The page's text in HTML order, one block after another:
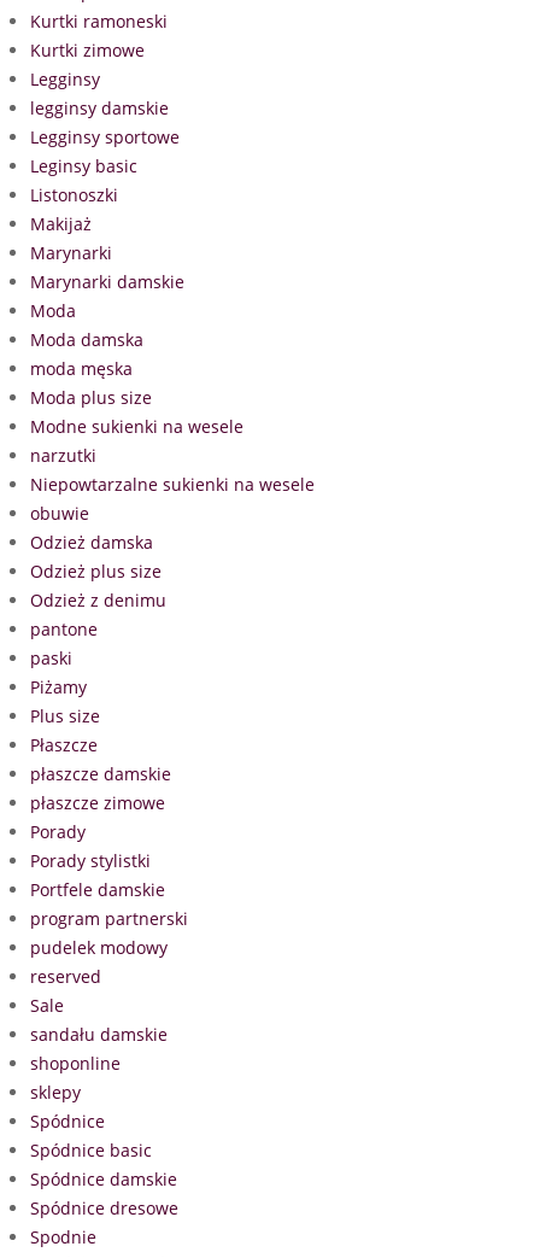
Kurtki ramoneski
Kurtki zimowe
Legginsy
legginsy damskie
Legginsy sportowe
Leginsy basic
Listonoszki
Makijaż
Marynarki
Marynarki damskie
Moda
Moda damska
moda męska
Moda plus size
Modne sukienki na wesele
narzutki
Niepowtarzalne sukienki na wesele
obuwie
Odzież damska
Odzież plus size
Odzież z denimu
pantone
paski
Piżamy
Plus size
Płaszcze
płaszcze damskie
płaszcze zimowe
Porady
Porady stylistki
Portfele damskie
program partnerski
pudelek modowy
reserved
Sale
sandału damskie
shoponline
sklepy
Spódnice
Spódnice basic
Spódnice damskie
Spódnice dresowe
Spodnie